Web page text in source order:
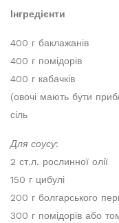
Інгредієнти
400 г баклажанів
400 г помідорів
400 г кабачків
(овочі мають бути
сіль
Для соусу:
2 ст.л. рослинної олії
150 г цибулі
200 г болгарського
300 г помідорів або